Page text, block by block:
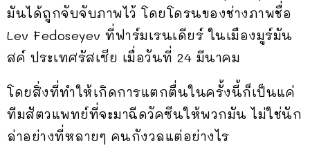
มันได้ถูกจับจับภาพไว้ โดยโดรนของช่างภาพชื่อ
Lev Fedoseyev ที่ฟาร์มเรนเดียร์ ในเมืองมูร์มัน
สค์ ประเทศรัสเซีย เมื่อวันที่ 24 มีนาคม
โดยสิ่งที่ทำให้เกิดการแตกตื่นในครั้งนี้ก็เป็นแค่
ทีมสัตวแพทย์ที่จะมาฉีดวัคซีนให้พวกมัน ไม่ใช่นัก
ล่าอย่างที่หลายๆ คนกังวลแต่อย่างไร